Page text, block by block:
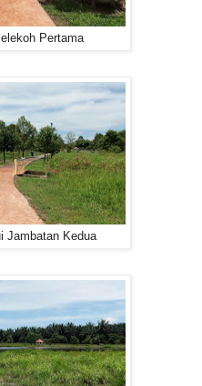
Pertama
Jambatan Kedua